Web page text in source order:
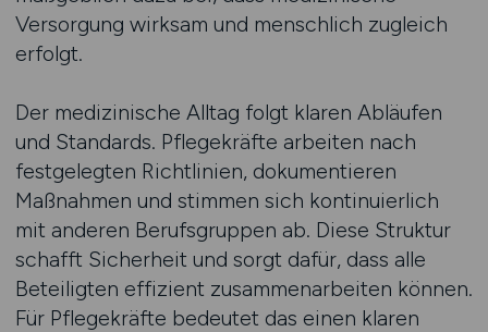
Versorgung wirksam und menschlich zugleich
erfolgt.
Der medizinische Alltag folgt klaren Abläufen
und Standards. Pflegekräfte arbeiten nach
festgelegten Richtlinien, dokumentieren
Maßnahmen und stimmen sich kontinuierlich
mit anderen Berufsgruppen ab. Diese Struktur
schafft Sicherheit und sorgt dafür, dass alle
Beteiligten effizient zusammenarbeiten können.
Für Pflegekräfte bedeutet das einen klaren